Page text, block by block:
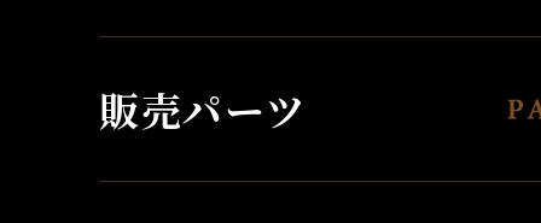
販売パーツ